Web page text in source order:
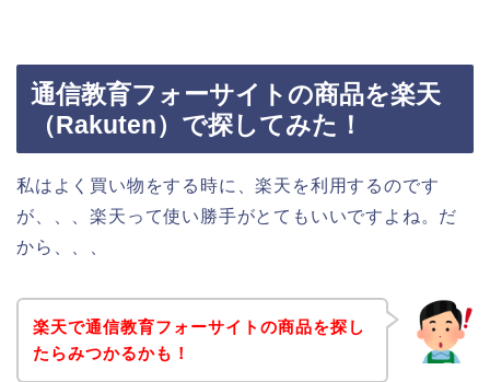
通信教育フォーサイトの商品を楽天
（Rakuten）で探してみた！
私はよく買い物をする時に、楽天を利用するのです
が、、、楽天って使い勝手がとてもいいですよね。だ
から、、、
楽天で通信教育フォーサイトの商品を探し
たらみつかるかも！